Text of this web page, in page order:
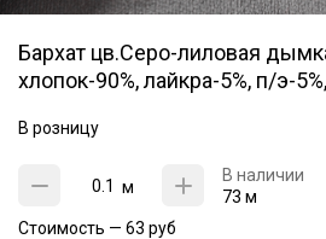
Бархат цв.Серо-лиловая
хлопок-90%, лайкра-5%, п/э-
В розницу
м
В наличии
73 м
Стоимость — 63 руб